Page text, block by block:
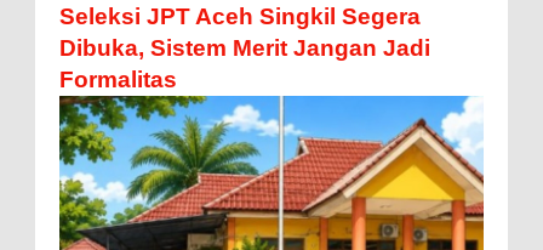
Seleksi JPT Aceh Singkil Segera
Dibuka, Sistem Merit Jangan Jadi
Formalitas